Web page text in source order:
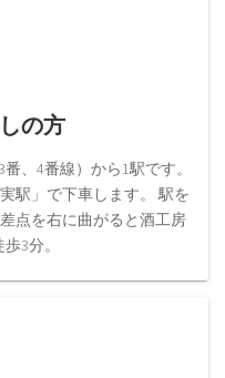
の方
、4番線）から1駅です。
駅」で下車します。 駅を
点を右に曲がると酒工房
3分。